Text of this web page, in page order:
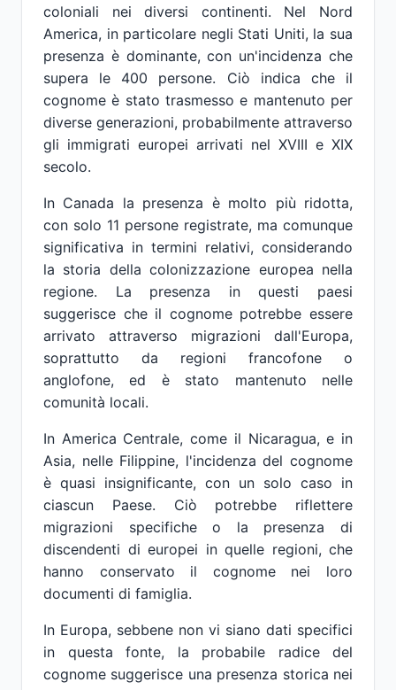
coloniali nei diversi continenti. Nel Nord
America, in particolare negli Stati Uniti, la sua
presenza è dominante, con un'incidenza che
supera le 400 persone. Ciò indica che il
cognome è stato trasmesso e mantenuto per
diverse generazioni, probabilmente attraverso
gli immigrati europei arrivati nel XVIII e XIX
secolo.
In Canada la presenza è molto più ridotta,
con solo 11 persone registrate, ma comunque
significativa in termini relativi, considerando
la storia della colonizzazione europea nella
regione. La presenza in questi paesi
suggerisce che il cognome potrebbe essere
arrivato attraverso migrazioni dall'Europa,
soprattutto da regioni francofone o
anglofone, ed è stato mantenuto nelle
comunità locali.
In America Centrale, come il Nicaragua, e in
Asia, nelle Filippine, l'incidenza del cognome
è quasi insignificante, con un solo caso in
ciascun Paese. Ciò potrebbe riflettere
migrazioni specifiche o la presenza di
discendenti di europei in quelle regioni, che
hanno conservato il cognome nei loro
documenti di famiglia.
In Europa, sebbene non vi siano dati specifici
in questa fonte, la probabile radice del
cognome suggerisce una presenza storica nei